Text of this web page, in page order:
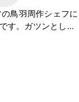
鳥羽周作シェフに
す。ガツンとした
。ぜひ作ってみて